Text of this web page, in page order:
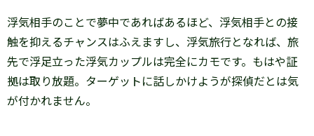
浮気相手のことで夢中であればあるほど、浮気相手との接
触を抑えるチャンスはふえますし、浮気旅行となれば、旅
先で浮足立った浮気カップルは完全にカモです。もはや証
拠は取り放題。ターゲットに話しかけようが探偵だとは気
が付かれません。